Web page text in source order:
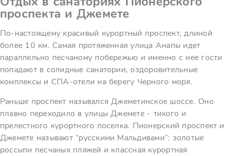
проспекта и Джемете
По-настоящему красивый курортный проспект, длиной
более 10 км. Самая протяженная улица Анапы идет
параллельно песчаному побережью и именно с нее гости
попадают в солидные санатории, оздоровительные
комплексы и СПА-отели на берегу Черного моря.
Раньше проспект назывался Джеметинское шоссе. Оно
плавно переходило в улицы Джемете - тихого и
прелестного курортного поселка. Пионерский проспект и
Джемете называют “русскими Мальдивами”: золотые
россыпи песчаных пляжей и классная курортная